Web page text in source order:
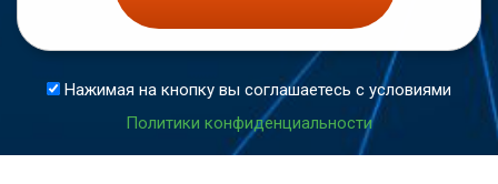
Нажимая на кнопку вы соглашаетесь с условиями
Политики конфиденциальности